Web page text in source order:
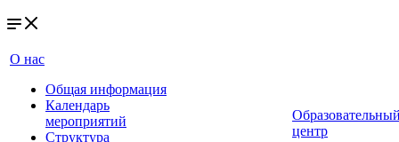
О нас
Общая информация
Календарь
мероприятий
Структура
центр